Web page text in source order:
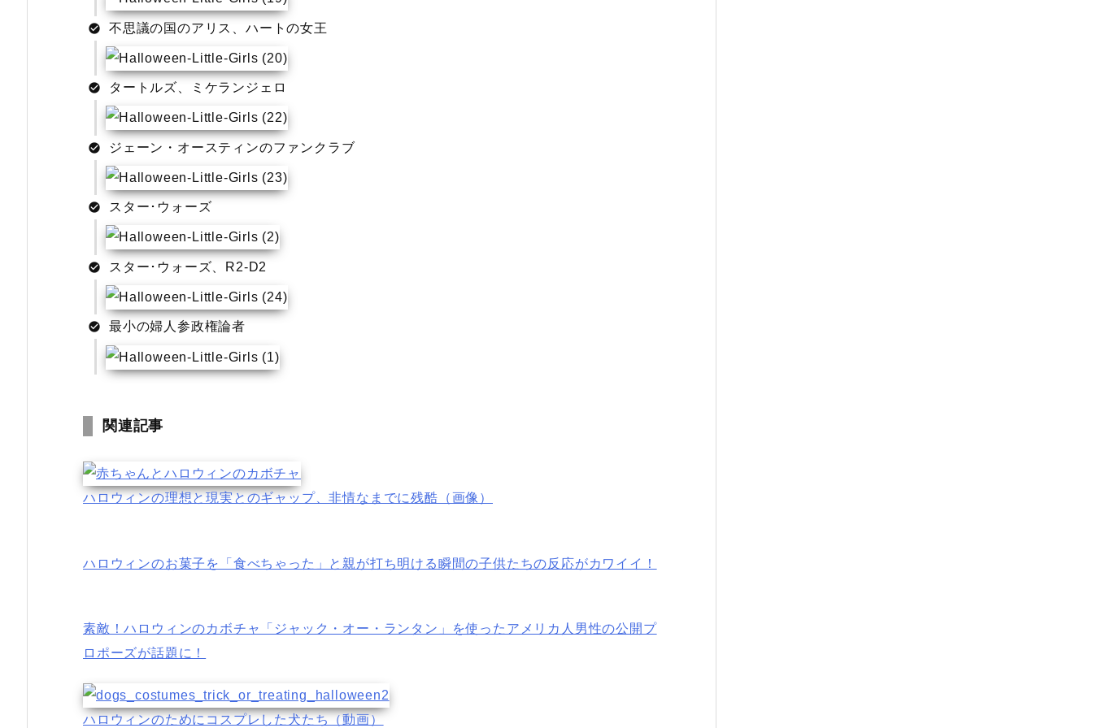
不思議の国のアリス、ハートの女王
タートルズ、ミケランジェロ
ジェーン・オースティンのファンクラブ
スター･ウォーズ
スター･ウォーズ、R2-D2
最小の婦人参政権論者
関連記事
ハロウィンの理想と現実とのギャップ、非情なまでに残酷（画像）
ハロウィンのお菓子を「食べちゃった」と親が打ち明ける瞬間の子供たちの反応がカワイイ！
素敵！ハロウィンのカボチャ「ジャック・オー・ランタン」を使ったアメリカ人男性の公開プ
ロポーズが話題に！
ハロウィンのためにコスプレした犬たち（動画）